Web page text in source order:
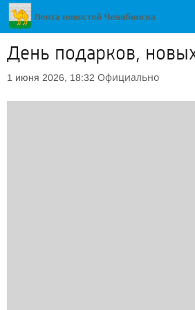
День подарков,
1 июня 2026, 18:32 Официально